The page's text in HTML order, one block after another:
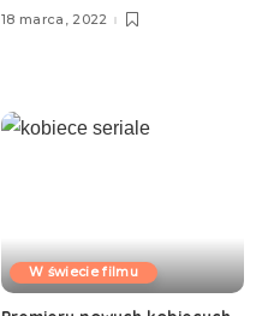
18 marca, 2022
W świecie filmu